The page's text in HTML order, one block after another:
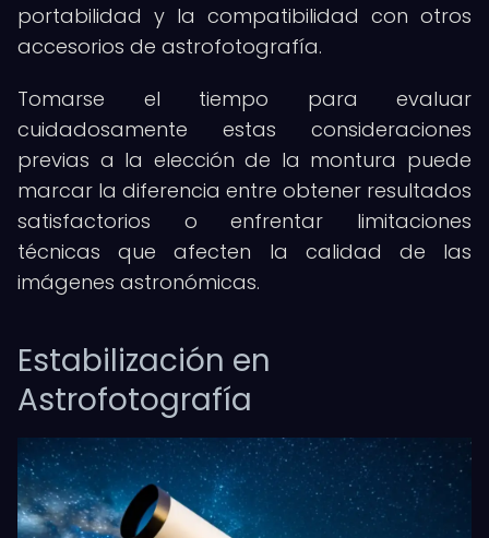
portabilidad y la compatibilidad con otros
accesorios de astrofotografía.
Tomarse el tiempo para evaluar
cuidadosamente estas consideraciones
previas a la elección de la montura puede
marcar la diferencia entre obtener resultados
satisfactorios o enfrentar limitaciones
técnicas que afecten la calidad de las
imágenes astronómicas.
Estabilización en
Astrofotografía